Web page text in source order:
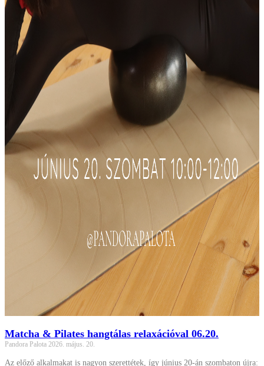
Matcha & Pilates hangtálas relaxációval 06.20.
Pandora Palota2026. május. 20.
Az előző alkalmakat is nagyon szerettétek, így június 20-án szombaton
újra: Alakformáló Pilates, frissítő Matcha latte-val és hangtálas
relaxációval Pandora